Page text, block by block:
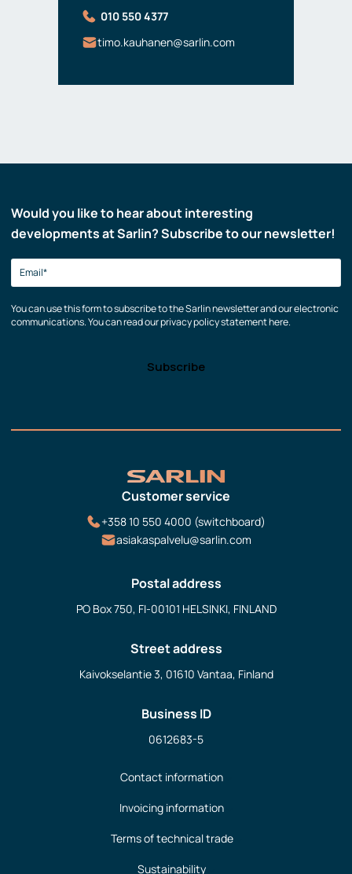
010 550 4377
timo.kauhanen@sarlin.com
Would you like to hear about interesting
developments at Sarlin? Subscribe to our newsletter!
You can use this form to subscribe to the Sarlin newsletter and our electronic
communications. You can read our privacy policy statement here.
Customer service
+358 10 550 4000 (switchboard)
asiakaspalvelu@sarlin.com
Postal address
PO Box 750, FI-00101 HELSINKI, FINLAND
Street address
Kaivokselantie 3, 01610 Vantaa, Finland
Business ID
0612683-5
Contact information
Invoicing information
Terms of technical trade
Sustainability